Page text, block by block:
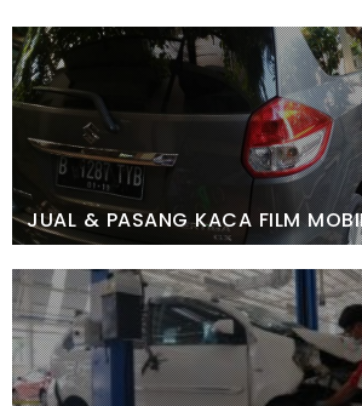
JUAL & PASANG KACA FILM